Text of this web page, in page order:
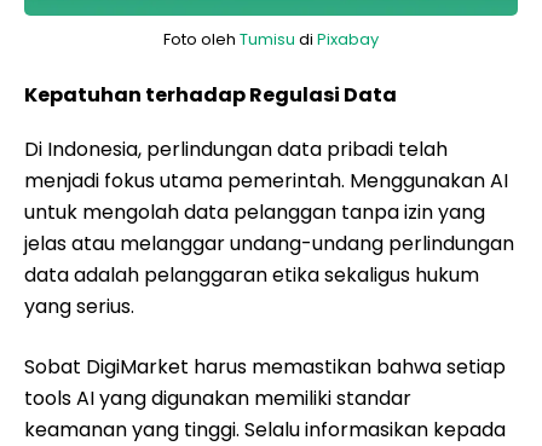
Foto oleh Tumisu di Pixabay
Kepatuhan terhadap Regulasi Data
Di Indonesia, perlindungan data pribadi telah
menjadi fokus utama pemerintah. Menggunakan AI
untuk mengolah data pelanggan tanpa izin yang
jelas atau melanggar undang-undang perlindungan
data adalah pelanggaran etika sekaligus hukum
yang serius.
Sobat DigiMarket harus memastikan bahwa setiap
tools AI yang digunakan memiliki standar
keamanan yang tinggi. Selalu informasikan kepada